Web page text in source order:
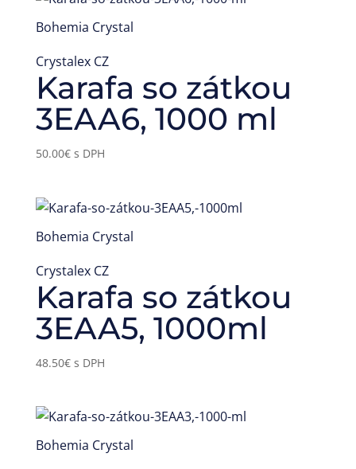
Bohemia Crystal
Crystalex CZ
Karafa so zátkou
3EAA6, 1000 ml
50.00€ s DPH
Bohemia Crystal
Crystalex CZ
Karafa so zátkou
3EAA5, 1000ml
48.50€ s DPH
Bohemia Crystal